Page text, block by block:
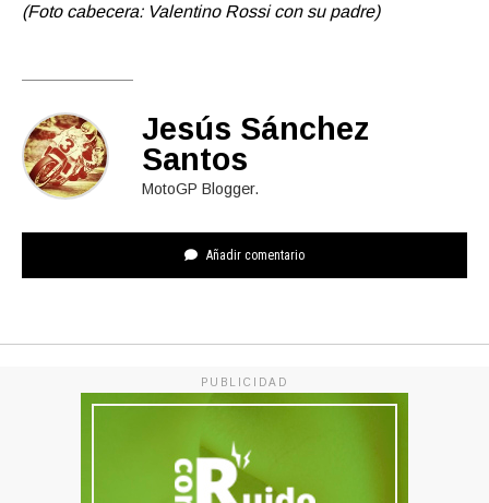
(Foto cabecera: Valentino Rossi con su padre)
Jesús Sánchez
Santos
MotoGP Blogger.
Añadir comentario
PUBLICIDAD